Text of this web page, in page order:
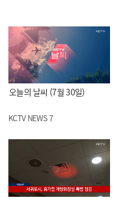
오늘의 날씨 (7월 30일)
KCTV NEWS 7